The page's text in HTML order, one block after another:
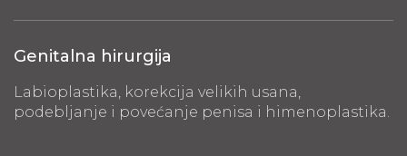
Genitalna hirurgija
Labioplastika, korekcija velikih usana,
podebljanje i povećanje penisa i himenoplastika.